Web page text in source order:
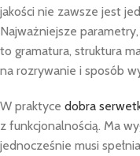
jakości nie zawsze jest
Najważniejsze
to gramatura, struktura
na rozrywanie i sposób
W praktyce dobra
z funkcjonalnością. Ma
jednocześnie musi